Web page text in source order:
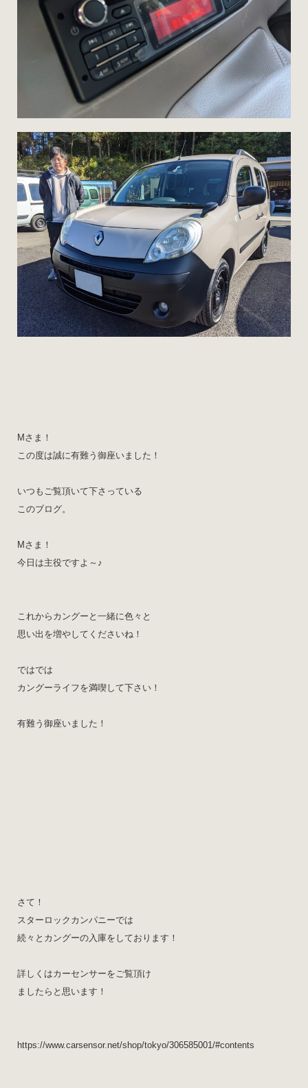
Mさま！
この度は誠に有難う御座いました！
いつもご覧頂いて下さっている
このブログ。
Mさま！
今日は主役ですよ～♪
これからカングーと一緒に色々と
思い出を増やしてくださいね！
ではでは
カングーライフを満喫して下さい！
有難う御座いました！
さて！
スターロックカンパニーでは
続々とカングーの入庫をしております！
詳しくはカーセンサーをご覧頂け
ましたらと思います！
https://www.carsensor.net/shop/tokyo/306585001/#contents